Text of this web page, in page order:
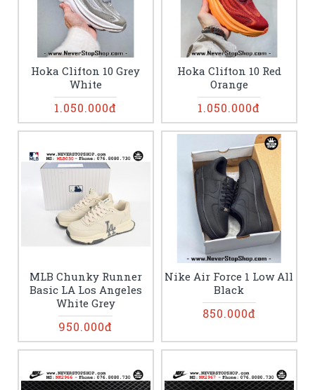
Hoka Clifton 10 Grey
White
1.050.000đ
Hoka Clifton 10 Red
Orange
1.050.000đ
MLB Chunky Runner
Basic LA Los Angeles
White Grey
950.000đ
Nike Air Force 1 Low All
Black
850.000đ